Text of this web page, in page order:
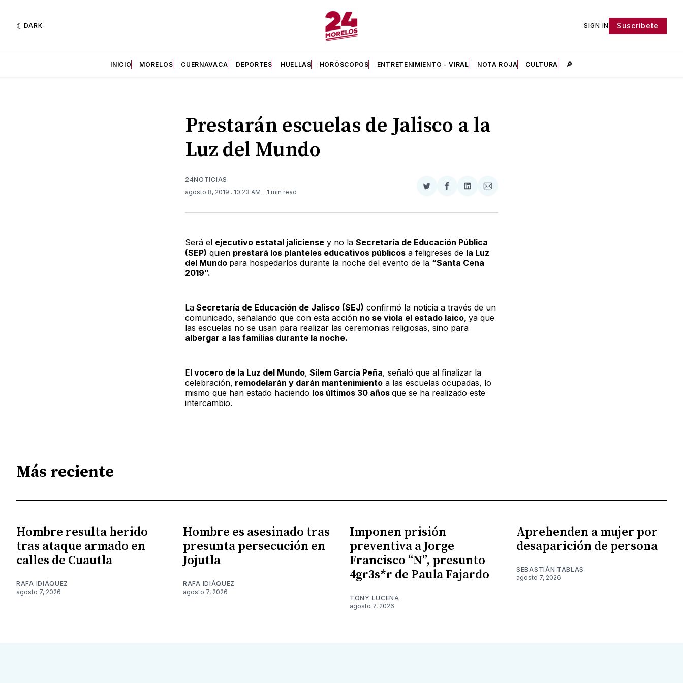
DARK SIGN IN Suscríbete
INICIO MORELOS CUERNAVACA DEPORTES HUELLAS HORÓSCOPOS ENTRETENIMIENTO - VIRAL NOTA ROJA CULTURA 🔎
Prestarán escuelas de Jalisco a la
Luz del Mundo
24NOTICIAS
agosto 8, 2019 . 10:23 AM - 1 min read
Compartir
Twitter
Compartir
Facebook
Compartir
LinkedIn
Compartir
Email
Será el ejecutivo estatal jaliciensey no la Secretaría de Educación Pública
(SEP) quien prestará los planteles educativos públicosa feligreses de la Luz
del Mundo para hospedarlos durante la noche del evento de la “Santa Cena
2019”.
LaSecretaría de Educación de Jalisco (SEJ) confirmó la noticia a través de un
comunicado, señalando que con esta acción no se viola el estado laico, ya que
las escuelas no se usan para realizar las ceremonias religiosas, sino para
albergar a las familias durante la noche.
Elvocero de la Luz del Mundo, Silem García Peña, señaló que al finalizar la
celebración, remodelarán y darán mantenimientoa las escuelas ocupadas, lo
mismo que han estado haciendo los últimos 30 años que se ha realizado este
intercambio.
Más reciente
Hombre resulta herido
tras ataque armado en
calles de Cuautla
RAFA IDIÁQUEZ
agosto 7, 2026
Hombre es asesinado tras
presunta persecución en
Jojutla
RAFA IDIÁQUEZ
agosto 7, 2026
Imponen prisión
preventiva a Jorge
Francisco “N”, presunto
4gr3s*r de Paula Fajardo
TONY LUCENA
agosto 7, 2026
Aprehenden a mujer por
desaparición de persona
SEBASTIÁN TABLAS
agosto 7, 2026